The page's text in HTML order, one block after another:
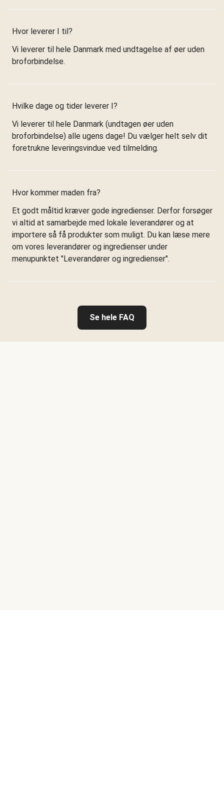
Hvor leverer I til?
Vi leverer til hele Danmark med undtagelse af øer uden
broforbindelse.
Hvilke dage og tider leverer I?
Vi leverer til hele Danmark (undtagen øer uden
broforbindelse) alle ugens dage! Du vælger helt selv dit
foretrukne leveringsvindue ved tilmelding.
Hvor kommer maden fra?
Et godt måltid kræver gode ingredienser. Derfor forsøger
vi altid at samarbejde med lokale leverandører og at
importere så få produkter som muligt. Du kan læse mere
om vores leverandører og ingredienser under
menupunktet "Leverandører og ingredienser".
Se hele FAQ